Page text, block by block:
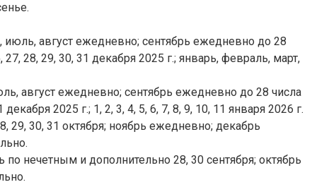
июль, август ежедневно; сентябрь ежедневно до 28
28, 29, 30, 31 декабря 2025 г.; январь, февраль, март,
август ежедневно; сентябрь ежедневно до 28 числа
2025 г.; 1, 2, 3, 4, 5, 6, 7, 8, 9, 10, 11 января 2026 г.
29, 30, 31 октября; ноябрь ежедневно; декабрь
по нечетным и дополнительно 28, 30 сентября; октябрь